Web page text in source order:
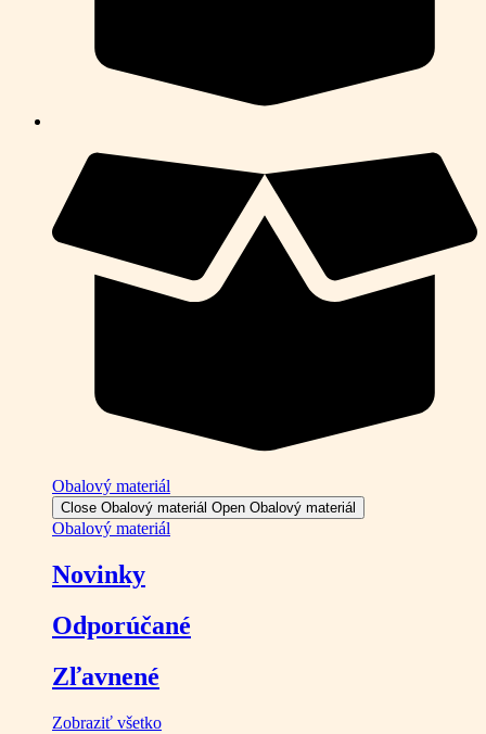
Obalový materiál
Close Obalový materiál Open Obalový materiál
Obalový materiál
Novinky
Odporúčané
Zľavnené
Zobraziť všetko